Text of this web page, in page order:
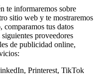
te informaremos sobre
sitio web y te mostraremos
comparamos tus datos
proveedores
de publicidad online,
Printerest, TikTok